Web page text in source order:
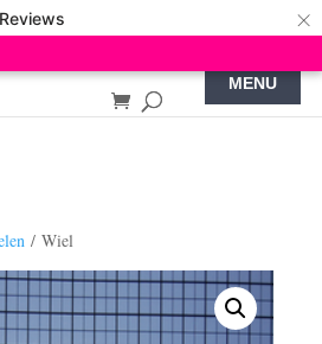
Reviews ×
/ Wiel